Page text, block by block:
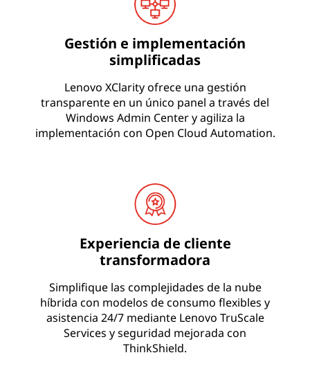
Gestión e implementación
simplificadas
Lenovo XClarity ofrece una gestión
transparente en un único panel a través del
Windows Admin Center y agiliza la
implementación con Open Cloud Automation.
Experiencia de cliente
transformadora
Simplifique las complejidades de la nube
híbrida con modelos de consumo flexibles y
asistencia 24/7 mediante Lenovo TruScale
Services y seguridad mejorada con
ThinkShield.